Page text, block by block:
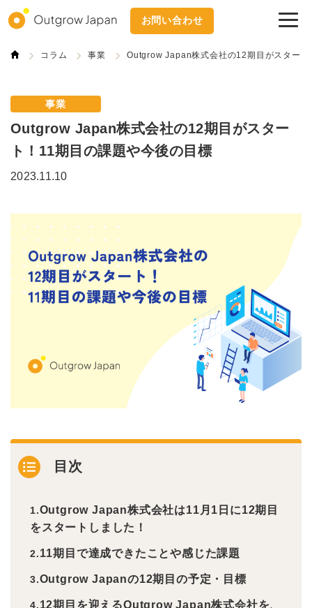
お問い合わせ
コラム 事業 Outgrow Japan株式会社の12期目がスター
事業
Outgrow Japan株式会社の12期目がスター
ト！11期目の課題や今後の目標
2023.11.10
目次
Outgrow Japan株式会社は11月1日に12期目
をスタートしました！
11期目で達成できたことや感じた課題
Outgrow Japanの12期目の予定・目標
12期目を迎えるOutgrow Japan株式会社を、